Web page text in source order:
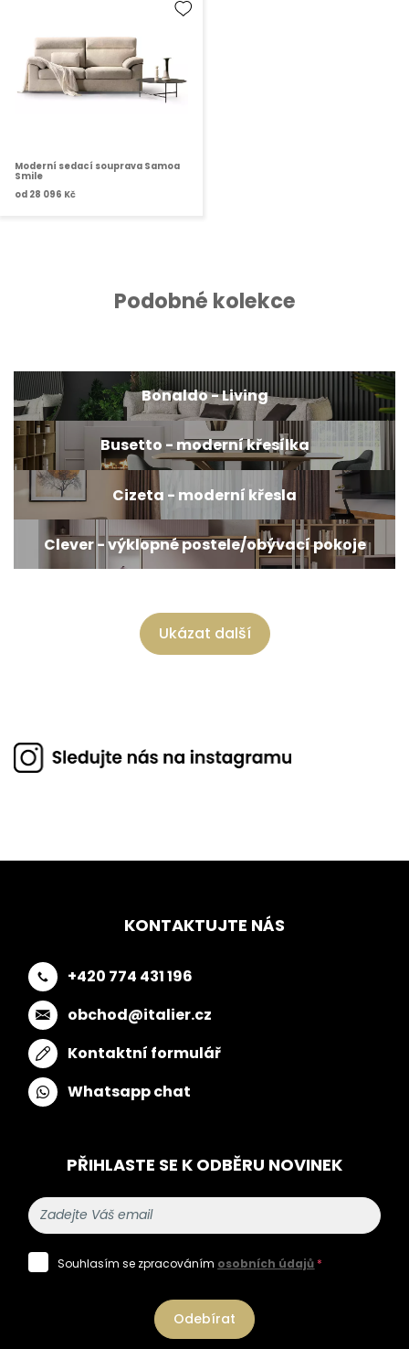
Moderní sedací souprava Samoa
Smile
od 28 096 Kč
Podobné kolekce
Bonaldo - Living
Busetto - moderní křesílka
Cizeta - moderní křesla
Clever - výklopné postele/obývací pokoje
Ukázat další
KONTAKTUJTE NÁS
+420 774 431 196
obchod@italier.cz
Kontaktní formulář
Whatsapp chat
PŘIHLASTE SE K ODBĚRU NOVINEK
Souhlasím se zpracováním osobních údajů *
Odebírat